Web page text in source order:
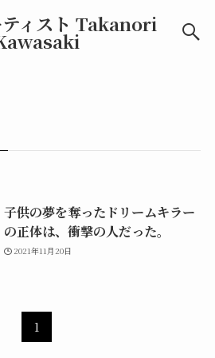
ティスト Takanori
子供の夢を奪ったドリームキラー
の正体は、衝撃の人だった。
2021年11月20日
1